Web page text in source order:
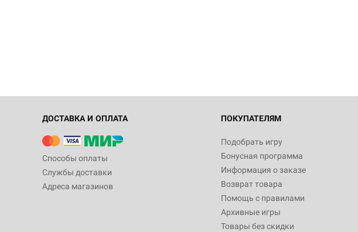
ДОСТАВКА И ОПЛАТА
Способы оплаты
Службы доставки
Адреса магазинов
ПОКУПАТЕЛЯМ
Подобрать игру
Бонусная программа
Информация о заказе
Возврат товара
Помощь с правилами
Архивные игры
Товары без скидки